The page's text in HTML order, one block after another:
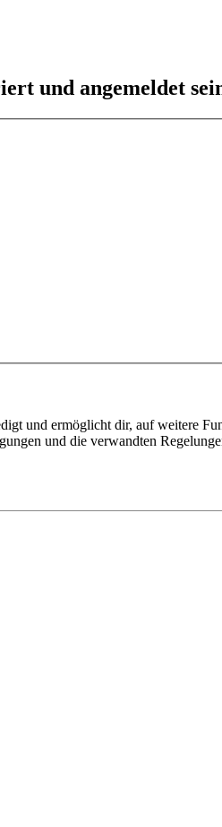
und angemeldet
und ermöglicht dir, auf weitere
und die verwandten